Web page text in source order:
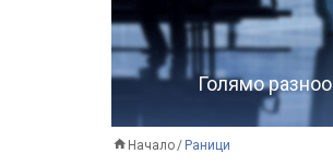
Голямо
Начало Раници